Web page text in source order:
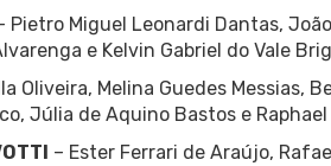
Pietro Miguel Leonardi Dantas,
e Kelvin Gabriel do Vale
Oliveira, Melina Guedes Messias,
Júlia de Aquino Bastos e
– Ester Ferrari de Araújo,